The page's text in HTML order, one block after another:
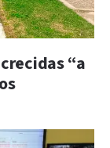
“a